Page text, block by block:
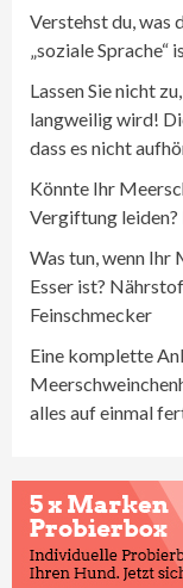
Verstehst du, was
„soziale Sprache“
Lassen Sie nicht
langweilig wird!
dass es nicht
Könnte Ihr
Vergiftung
Was tun, wenn Ihr
Esser ist?
Feinschmecker
Eine komplette
alles auf einmal